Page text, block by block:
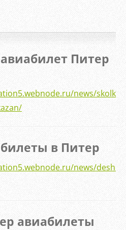
Питер
news/skolko-
в Питер
news/
авиабилеты